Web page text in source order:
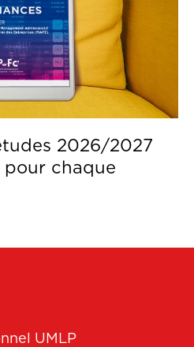
2026/2027
chaque
UMLP